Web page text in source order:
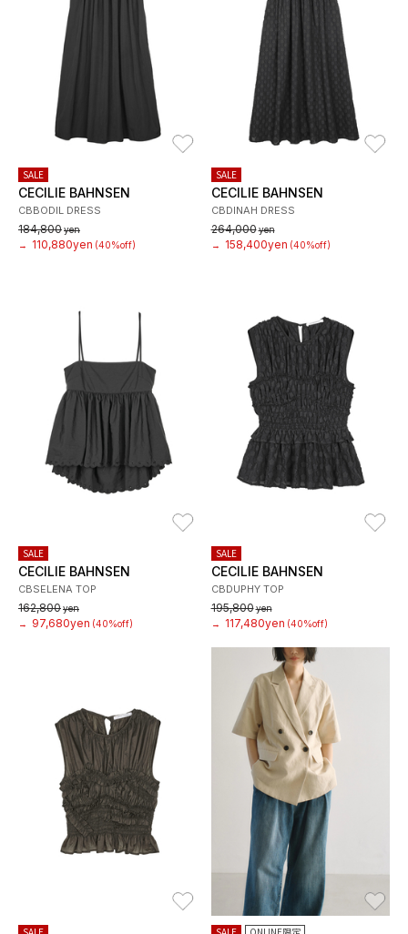
お気に入り
SALE
CECILIE BAHNSEN
CBBODIL DRESS
184,800yen
→
110,880yen (40%off)
SALE
CECILIE BAHNSEN
CBDINAH DRESS
264,000yen
→
158,400yen (40%off)
SALE
CECILIE BAHNSEN
CBSELENA TOP
162,800yen
→
97,680yen (40%off)
SALE
CECILIE BAHNSEN
CBDUPHY TOP
195,800yen
→
117,480yen (40%off)
お気に入り